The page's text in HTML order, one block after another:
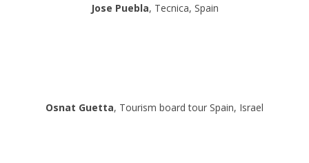
Jose Puebla, Tecnica, Spain
Osnat Guetta, Tourism board tour Spain, Israel